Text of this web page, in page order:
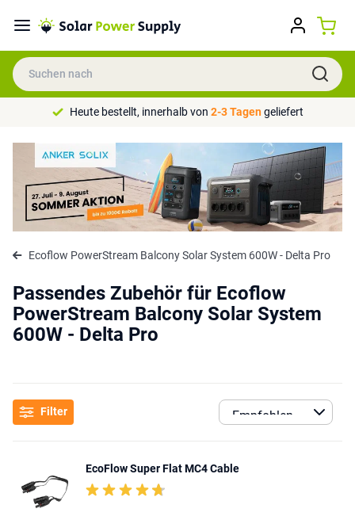
Heute bestellt, innerhalb von 2-3 Tagengeliefert
Ecoflow PowerStream Balcony Solar System 600W - Delta Pro
Passendes Zubehör für Ecoflow
PowerStream Balcony Solar System
600W - Delta Pro
Filter
EcoFlow Super Flat MC4 Cable